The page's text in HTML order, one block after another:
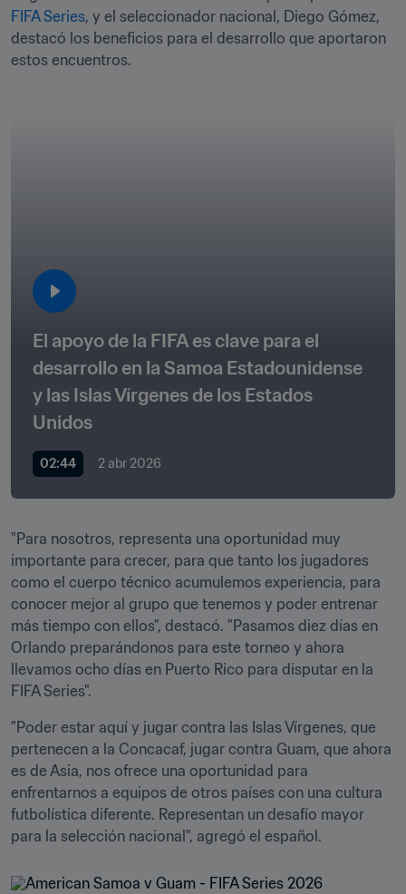
FIFA Series, y el seleccionador nacional, Diego Gómez,
destacó los beneficios para el desarrollo que aportaron
estos encuentros.
El apoyo de la FIFA es clave para el
desarrollo en la Samoa Estadounidense
y las Islas Vírgenes de los Estados
Unidos
02:44 2 abr 2026
"Para nosotros, representa una oportunidad muy
importante para crecer, para que tanto los jugadores
como el cuerpo técnico acumulemos experiencia, para
conocer mejor al grupo que tenemos y poder entrenar
más tiempo con ellos", destacó. "Pasamos diez días en
Orlando preparándonos para este torneo y ahora
llevamos ocho días en Puerto Rico para disputar en la
FIFA Series".
"Poder estar aquí y jugar contra las Islas Vírgenes, que
pertenecen a la Concacaf, jugar contra Guam, que ahora
es de Asia, nos ofrece una oportunidad para
enfrentarnos a equipos de otros países con una cultura
futbolística diferente. Representan un desafío mayor
para la selección nacional", agregó el español.